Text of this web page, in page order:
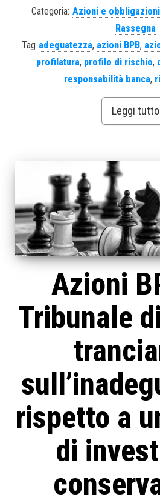
Categoria: Azioni e obbligazioni
Rassegna
Tag adeguatezza, azioni BPB,
profilatura, profilo di rischio,
responsabilità banca,
Leggi tutto
Azioni
Tribunale
rispetto a
di